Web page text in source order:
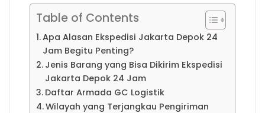
Table of Contents
Apa Alasan Ekspedisi Jakarta Depok 24
Jam Begitu Penting?
Jenis Barang yang Bisa Dikirim Ekspedisi
Jakarta Depok 24 Jam
Daftar Armada GC Logistik
Wilayah yang Terjangkau Pengiriman